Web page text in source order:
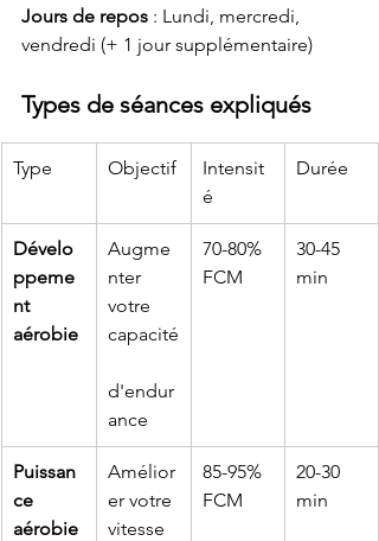
Jours de repos : Lundi, mercredi,
vendredi (+ 1 jour supplémentaire)
Types de séances expliqués
Type Objectif
Intensit
é
Durée
Dévelo
ppeme
nt
aérobie
Augme
nter
votre
capacité
d'endur
ance
70-80%
FCM
30-45
min
Puissan
ce
aérobie
Amélior
er votre
vitesse
85-95%
FCM
20-30
min